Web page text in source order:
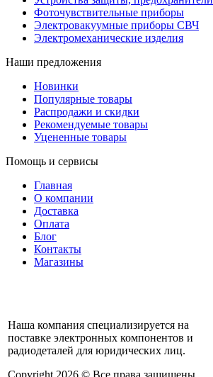
Фоточувствительные приборы
Электровакуумные приборы СВЧ
Электромеханические изделия
Наши предложения
Новинки
Популярные товары
Распродажи и скидки
Рекомендуемые товары
Уцененные товары
Помощь и сервисы
Главная
О компании
Доставка
Оплата
Блог
Контакты
Магазины
Наша компания специализируется на
поставке электронных компонентов и
радиодеталей для юридических лиц.
Copyright 2026 © Все права защищены.